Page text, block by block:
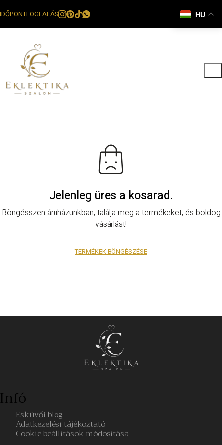
IDŐPONTFOGLALÁS HU
Jelenleg üres a kosarad.
Böngésszen áruházunkban, találja meg a termékeket, és boldog
vásárlást!
TERMÉKEK BÖNGÉSZÉSE
Infó
Esküvői blog
Adatkezelési tájékoztató
Cookie beállítások módosítása